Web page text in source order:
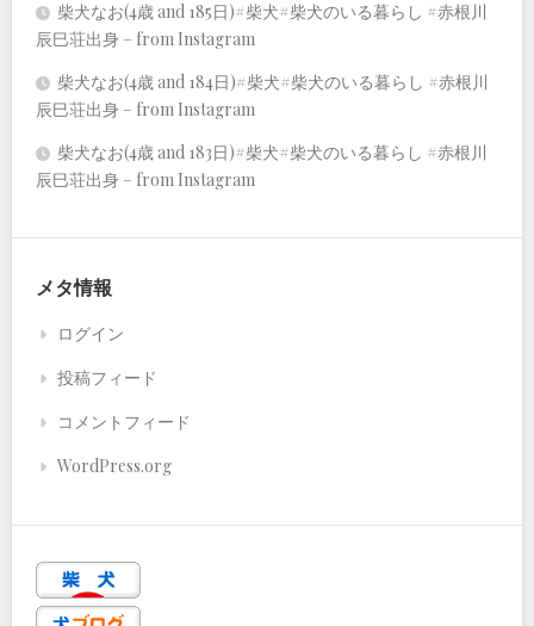
柴犬なお(4歳 and 185日)#柴犬#柴犬のいる暮らし #赤根川
辰巳荘出身 – from Instagram
柴犬なお(4歳 and 184日)#柴犬#柴犬のいる暮らし #赤根川
辰巳荘出身 – from Instagram
柴犬なお(4歳 and 183日)#柴犬#柴犬のいる暮らし #赤根川
辰巳荘出身 – from Instagram
メタ情報
ログイン
投稿フィード
コメントフィード
WordPress.org